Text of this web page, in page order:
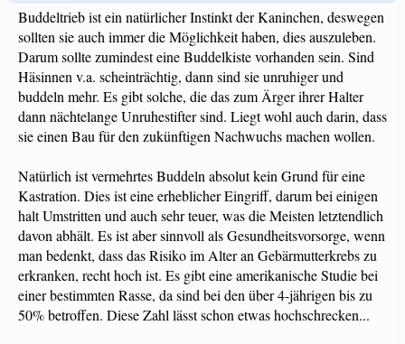
Buddeltrieb ist ein natürlicher Instinkt der Kaninchen, deswegen
sollten sie auch immer die Möglichkeit haben, dies auszuleben.
Darum sollte zumindest eine Buddelkiste vorhanden sein. Sind
Häsinnen v.a. scheinträchtig, dann sind sie unruhiger und
buddeln mehr. Es gibt solche, die das zum Ärger ihrer Halter
dann nächtelange Unruhestifter sind. Liegt wohl auch darin, dass
sie einen Bau für den zukünftigen Nachwuchs machen wollen.
Natürlich ist vermehrtes Buddeln absolut kein Grund für eine
Kastration. Dies ist eine erheblicher Eingriff, darum bei einigen
halt Umstritten und auch sehr teuer, was die Meisten letztendlich
davon abhält. Es ist aber sinnvoll als Gesundheitsvorsorge, wenn
man bedenkt, dass das Risiko im Alter an Gebärmutterkrebs zu
erkranken, recht hoch ist. Es gibt eine amerikanische Studie bei
einer bestimmten Rasse, da sind bei den über 4-jährigen bis zu
50% betroffen. Diese Zahl lässt schon etwas hochschrecken...